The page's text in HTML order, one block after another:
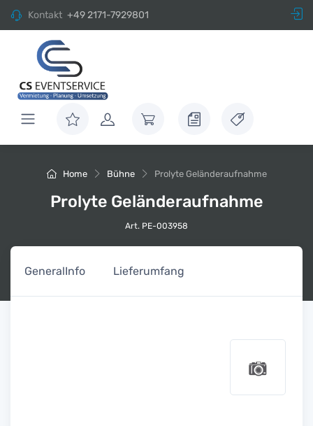
Kontakt +49 2171-7929801
Home Bühne Prolyte Geländeraufnahme
Prolyte Geländeraufnahme
Art. PE-003958
GeneralInfo Lieferumfang